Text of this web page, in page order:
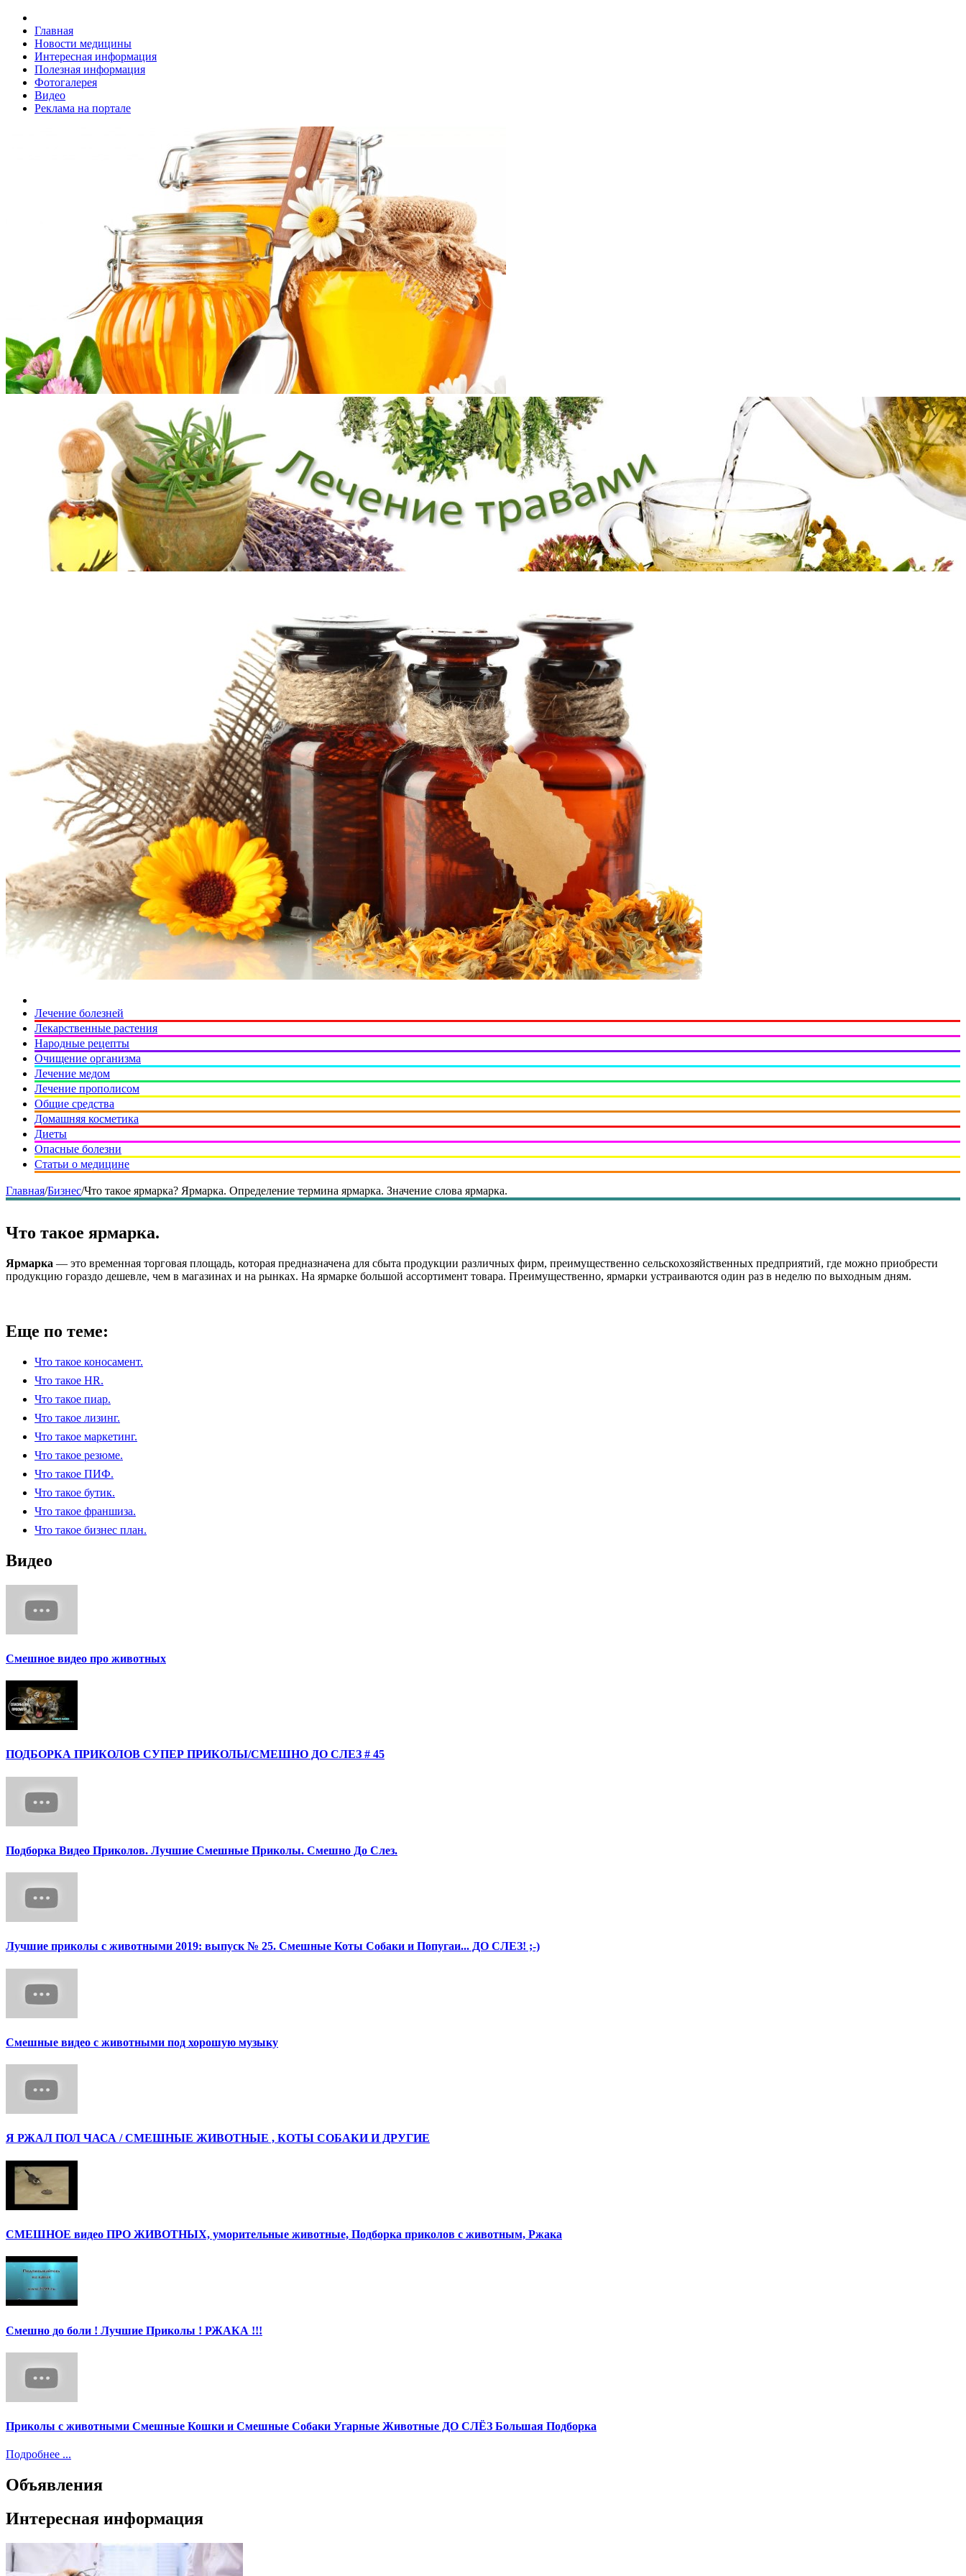
Главная
Новости медицины
Интересная информация
Полезная информация
Фотогалерея
Видео
Реклама на портале
Лечение болезней
Лекарственные растения
Народные рецепты
Очищение организма
Лечение медом
Лечение прополисом
Общие средства
Домашняя косметика
Диеты
Опасные болезни
Статьи о медицине
Главная/Бизнес/Что такое ярмарка? Ярмарка. Определение термина ярмарка. Значение слова ярмарка.
Что такое ярмарка.
Ярмарка — это временная торговая площадь, которая предназначена для сбыта продукции различных фирм, преимущественно сельскохозяйственных предприятий, где можно приобрести
продукцию гораздо дешевле, чем в магазинах и на рынках. На ярмарке большой ассортимент товара. Преимущественно, ярмарки устраиваются один раз в неделю по выходным дням.
Еще по теме:
Что такое коносамент.
Что такое HR.
Что такое пиар.
Что такое лизинг.
Что такое маркетинг.
Что такое резюме.
Что такое ПИФ.
Что такое бутик.
Что такое франшиза.
Что такое бизнес план.
Видео
Смешное видео про животных
ПОДБОРКА ПРИКОЛОВ СУПЕР ПРИКОЛЫ/СМЕШНО ДО СЛЕЗ # 45
Подборка Видео Приколов. Лучшие Смешные Приколы. Смешно До Слез.
Лучшие приколы с животными 2019: выпуск № 25. Смешные Коты Собаки и Попугаи... ДО СЛЕЗ! ;-)
Смешные видео с животными под хорошую музыку
Я РЖАЛ ПОЛ ЧАСА / СМЕШНЫЕ ЖИВОТНЫЕ , КОТЫ СОБАКИ И ДРУГИЕ
СМЕШНОЕ видео ПРО ЖИВОТНЫХ, уморительные животные, Подборка приколов с животным, Ржака
Смешно до боли ! Лучшие Приколы ! РЖАКА !!!
Приколы с животными Смешные Кошки и Смешные Собаки Угарные Животные ДО СЛЁЗ Большая Подборка
Подробнее ...
Объявления
Интересная информация